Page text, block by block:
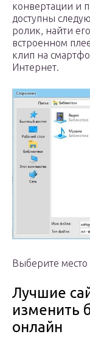
конвертации и
доступны
ролик, найти
встроенном
клип на
Интернет.
Выберите место
Лучшие
изменить
онлайн